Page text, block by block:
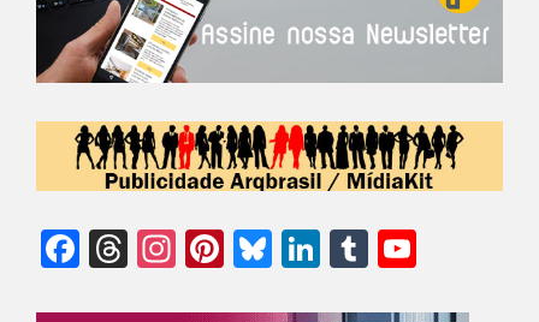
Facebook
Threads
Instagram
Pinterest
Bluesky
LinkedIn
Tumblr